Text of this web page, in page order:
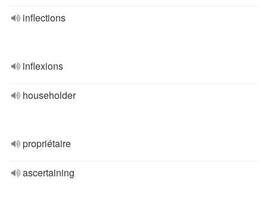
inflections
inflexions
householder
propriétaire
ascertaining